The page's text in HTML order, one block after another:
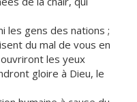
les gens des nations ;
du mal de vous en
les yeux
gloire à Dieu, le